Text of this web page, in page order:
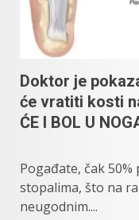
Doktor je
će vratiti kosti
ĆE I BOL U
Pogađate, čak
stopalima, što na
neugodnim....